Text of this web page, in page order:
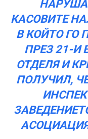
КАСОВИТЕ
В КОЙТО ГО
ПРЕЗ 21-И
ОТДЕЛЯ И
ПОЛУЧИЛ,